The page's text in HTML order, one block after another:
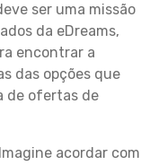
ser uma missão
da eDreams,
encontrar a
das opções que
de ofertas de
Imagine acordar com